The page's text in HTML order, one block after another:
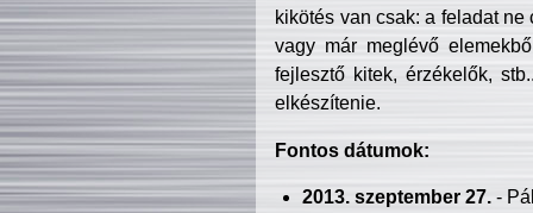
kikötés van csak: a feladat
vagy már meglévő
fejlesztő kitek, érzékelők,
elkészítenie.
Fontos dátumok:
2013. szeptember 27.-